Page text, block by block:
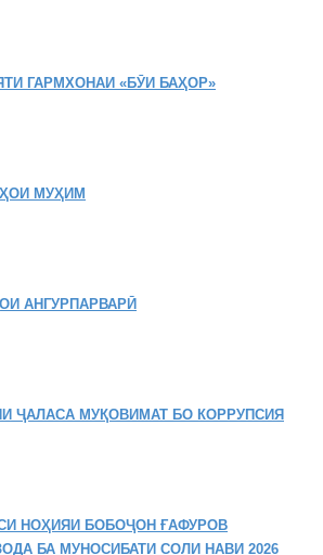
ГАРМХОНАИ «БӮИ БАҲОР»
МУҲИМ
АНГУРПАРВАРӢ
ҶАЛАСА МУҚОВИМАТ БО КОРРУПСИЯ
НОҲИЯИ БОБОҶОН ҒАФУРОВ
БА МУНОСИБАТИ СОЛИ НАВИ 2026